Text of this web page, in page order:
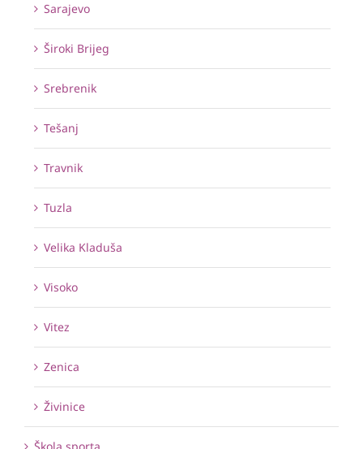
Sarajevo
Široki Brijeg
Srebrenik
Tešanj
Travnik
Tuzla
Velika Kladuša
Visoko
Vitez
Zenica
Živinice